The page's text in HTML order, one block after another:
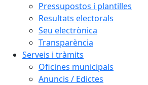
Pressupostos i plantilles
Resultats electorals
Seu electrònica
Transparència
Serveis i tràmits
Oficines municipals
Anuncis / Edictes